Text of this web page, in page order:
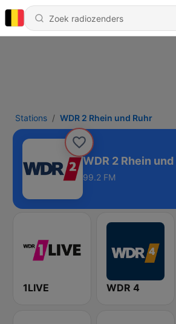
Stations WDR 2 Rhein und Ruhr
WDR 2 Rhein und
99.2 FM
1LIVE WDR 4